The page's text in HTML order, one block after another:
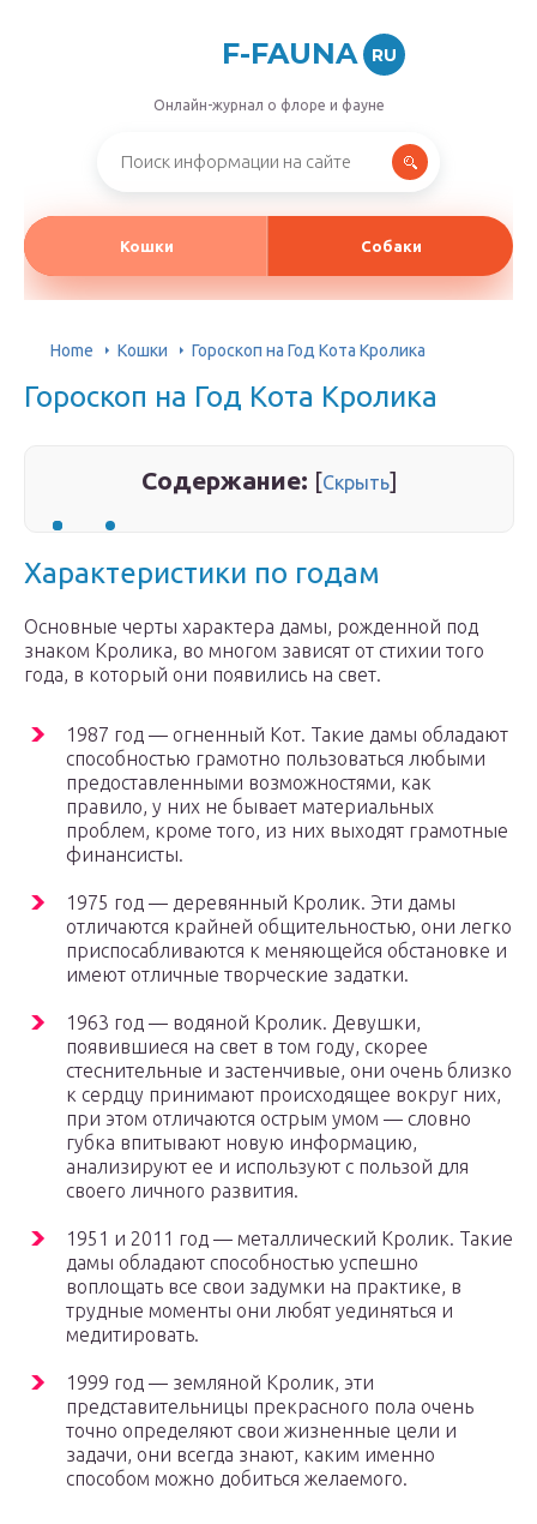
F-FAUNA RU
Онлайн-журнал о флоре и фауне
Кошки Собаки
Home Кошки Гороскоп на Год Кота Кролика
Гороскоп на Год Кота Кролика
Содержание: [Скрыть]
Характеристики по годам
Основные черты характера дамы, рожденной под
знаком Кролика, во многом зависят от стихии того
года, в который они появились на свет.
1987 год — огненный Кот. Такие дамы обладают
способностью грамотно пользоваться любыми
предоставленными возможностями, как
правило, у них не бывает материальных
проблем, кроме того, из них выходят грамотные
финансисты.
1975 год — деревянный Кролик. Эти дамы
отличаются крайней общительностью, они легко
приспосабливаются к меняющейся обстановке и
имеют отличные творческие задатки.
1963 год — водяной Кролик. Девушки,
появившиеся на свет в том году, скорее
стеснительные и застенчивые, они очень близко
к сердцу принимают происходящее вокруг них,
при этом отличаются острым умом — словно
губка впитывают новую информацию,
анализируют ее и используют с пользой для
своего личного развития.
1951 и 2011 год — металлический Кролик. Такие
дамы обладают способностью успешно
воплощать все свои задумки на практике, в
трудные моменты они любят уединяться и
медитировать.
1999 год — земляной Кролик, эти
представительницы прекрасного пола очень
точно определяют свои жизненные цели и
задачи, они всегда знают, каким именно
способом можно добиться желаемого.